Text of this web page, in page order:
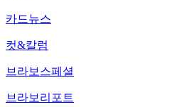
카드뉴스
컷&칼럼
브라보스페셜
브라보리포트